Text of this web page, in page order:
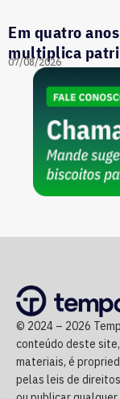
Em quatro
multiplica
07/08/2026
© 2024 – 2026
conteúdo deste
materiais, é
pelas leis de